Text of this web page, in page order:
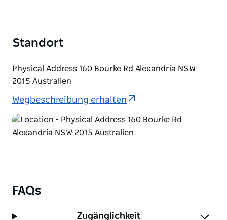
Standort
Physical Address 160 Bourke Rd Alexandria NSW
2015 Australien
Wegbeschreibung erhalten
FAQs
Zugänglichkeit